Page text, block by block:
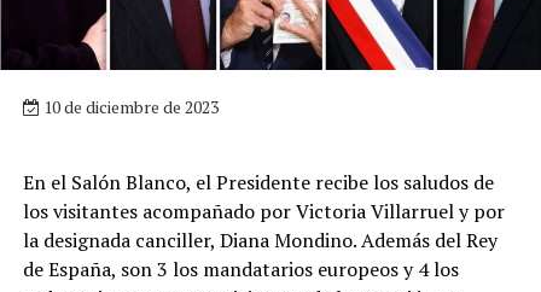
10 de diciembre de 2023
En el Salón Blanco, el Presidente recibe los saludos de
los visitantes acompañado por Victoria Villarruel y por
la designada canciller, Diana Mondino. Además del Rey
de España, son 3 los mandatarios europeos y 4 los